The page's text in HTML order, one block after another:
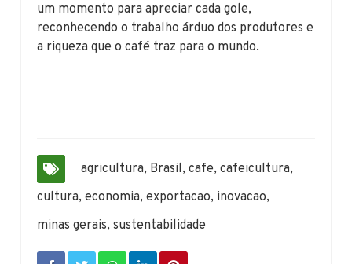
um momento para apreciar cada gole,
reconhecendo o trabalho árduo dos produtores e
a riqueza que o café traz para o mundo.
agricultura, Brasil,cafe,cafeicultura,
cultura,economia,exportacao, inovacao,
minas gerais,sustentabilidade